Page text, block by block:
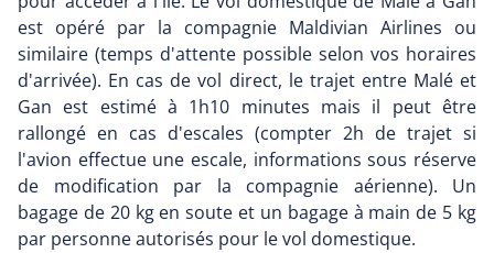
est opéré par la compagnie Maldivian Airlines ou
similaire (temps d'attente possible selon vos horaires
d'arrivée). En cas de vol direct, le trajet entre Malé et
Gan est estimé à 1h10 minutes mais il peut être
rallongé en cas d'escales (compter 2h de trajet si
l'avion effectue une escale, informations sous réserve
de modification par la compagnie aérienne). Un
bagage de 20 kg en soute et un bagage à main de 5 kg
par personne autorisés pour le vol domestique.